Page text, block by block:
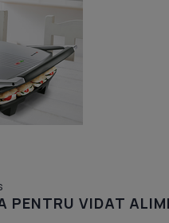
PENTRU VIDAT